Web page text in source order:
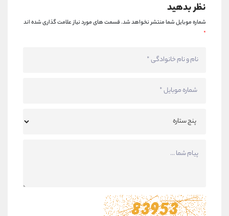
نظر بدهید
شماره موبایل شما منتشر نخواهد شد.قسمت های مورد نیاز علامت گذاری شده اند
*